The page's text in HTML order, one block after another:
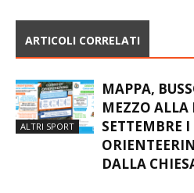
ARTICOLI CORRELATI
ALTRI SPORT
MAPPA,
MEZZO ALLA
SETTEMBRE
DALLA